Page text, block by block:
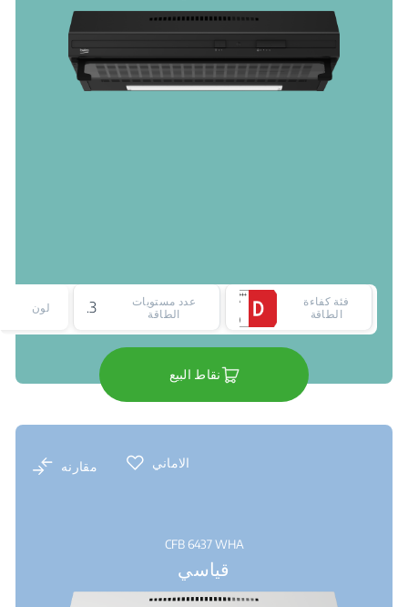
فئة كفاءة
الطاقة
عدد مستويات
الطاقة
3 لون
نقاط البيع
الاماني مقارنه
CFB 6437 WHA
قياسي